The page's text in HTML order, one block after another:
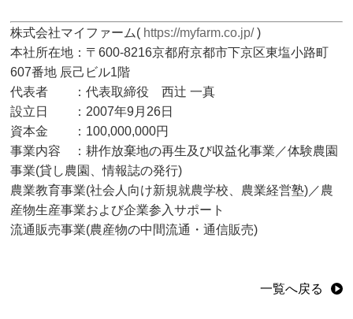
株式会社マイファーム( https://myfarm.co.jp/)
本社所在地：〒600-8216京都府京都市下京区東塩小路町
607番地 辰己ビル1階
代表者 ：代表取締役 西辻 一真
設立日 ：2007年9月26日
資本金 ：100,000,000円
事業内容 ：耕作放棄地の再生及び収益化事業／体験農園
事業(貸し農園、情報誌の発行)
農業教育事業(社会人向け新規就農学校、農業経営塾)／農
産物生産事業および企業参入サポート
流通販売事業(農産物の中間流通・通信販売)
一覧へ戻る